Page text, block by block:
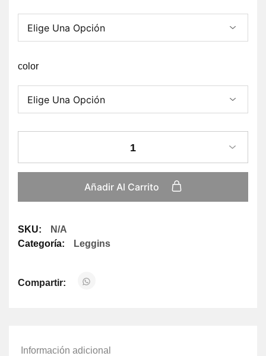
color
1
Añadir Al Carrito
SKU:
N/A
Categoría:
Leggins
Compartir:
Información adicional